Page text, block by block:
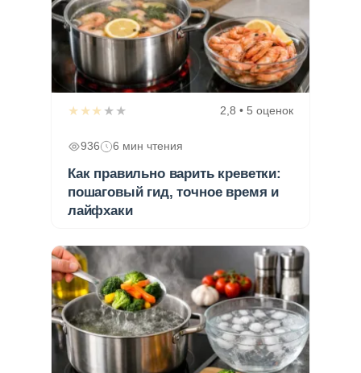
★★★★★ 2,8 • 5 оценок
936 6 мин чтения
Как правильно варить креветки:
пошаговый гид, точное время и
лайфхаки